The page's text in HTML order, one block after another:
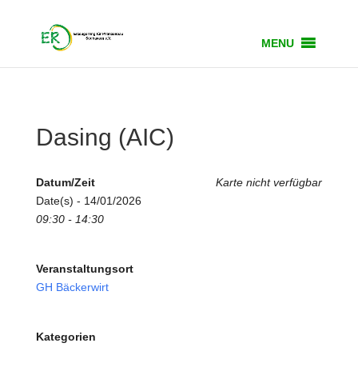
MENU
Dasing (AIC)
Karte nicht verfügbar
Datum/Zeit
Date(s) - 14/01/2026
09:30 - 14:30
Veranstaltungsort
GH Bäckerwirt
Kategorien